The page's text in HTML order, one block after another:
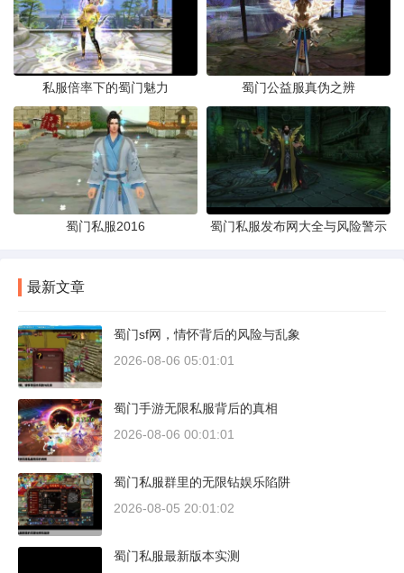
私服倍率下的蜀门魅力 蜀门公益服真伪之辨
蜀门私服2016 蜀门私服发布网大全与风险警示
最新文章
蜀门sf网，情怀背后的风险与乱象
2026-08-06 05:01:01
蜀门手游无限私服背后的真相
2026-08-06 00:01:01
蜀门私服群里的无限钻娱乐陷阱
2026-08-05 20:01:02
蜀门私服最新版本实测